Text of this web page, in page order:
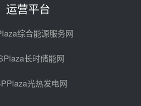
2026-2029年熔盐介质框架协议
中能建华中试研院中标重能新疆
100MW光热项目机组调试及性能
试验
昨天 08-05 10:41
运营平台
综合能源服务网
长时储能网
光热发电网